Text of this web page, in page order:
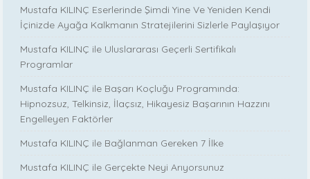
Mustafa KILINÇ Eserlerinde Şimdi Yine Ve Yeniden Kendi
İçinizde Ayağa Kalkmanın Stratejilerini Sizlerle Paylaşıyor
Mustafa KILINÇ ile Uluslararası Geçerli Sertifikalı
Programlar
Mustafa KILINÇ ile Başarı Koçluğu Programında:
Hipnozsuz, Telkinsiz, İlaçsız, Hikayesiz Başarının Hazzını
Engelleyen Faktörler
Mustafa KILINÇ ile Bağlanman Gereken 7 İlke
Mustafa KILINÇ ile Gerçekte Neyi Arıyorsunuz